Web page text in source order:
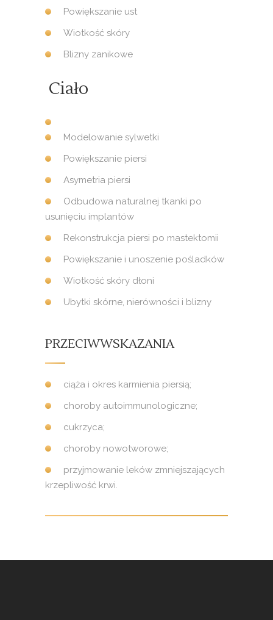
Powiększanie ust
Wiotkość skóry
Blizny zanikowe
Ciało
Modelowanie sylwetki
Powiększanie piersi
Asymetria piersi
Odbudowa naturalnej tkanki po
usunięciu implantów
Rekonstrukcja piersi po mastektomii
Powiększanie i unoszenie pośladków
Wiotkość skóry dłoni
Ubytki skórne, nierówności i blizny
PRZECIWWSKAZANIA
ciąża i okres karmienia piersią;
choroby autoimmunologiczne;
cukrzyca;
choroby nowotworowe;
przyjmowanie leków zmniejszających
krzepliwość krwi.